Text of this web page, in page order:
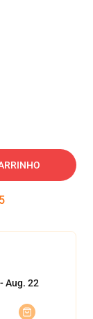
Aug. 22